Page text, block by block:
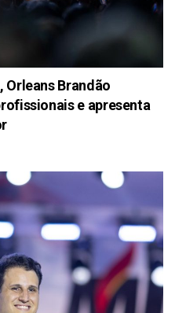
Orleans Brandão
e apresenta